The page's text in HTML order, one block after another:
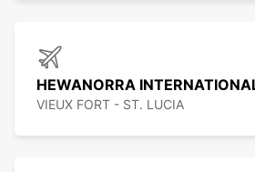
HEWANORRA
VIEUX FORT - ST. LUCIA